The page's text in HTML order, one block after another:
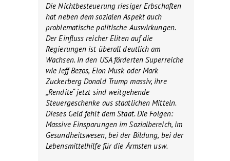
Die Nichtbesteuerung riesiger Erbschaften
hat neben dem sozialen Aspekt auch
problematische politische Auswirkungen.
Der Einfluss reicher Eliten auf die
Regierungen ist überall deutlich am
Wachsen. In den USA förderten Superreiche
wie Jeff Bezos, Elon Musk oder Mark
Zuckerberg Donald Trump massiv, ihre
„Rendite“ jetzt sind weitgehende
Steuergeschenke aus staatlichen Mitteln.
Dieses Geld fehlt dem Staat. Die Folgen:
Massive Einsparungen im Sozialbereich, im
Gesundheitswesen, bei der Bildung, bei der
Lebensmittelhilfe für die Ärmsten usw.